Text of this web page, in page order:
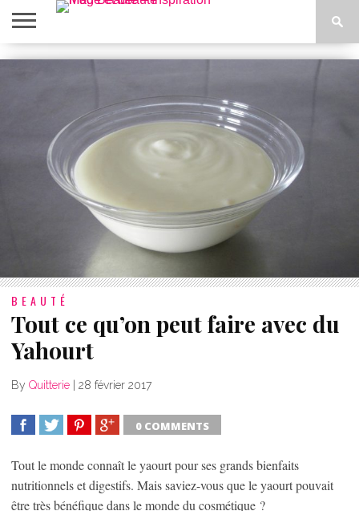
ACCUEIL
BEAUTÉ
Tout ce qu’on peut faire avec du
Yahourt
By Quitterie | 28 février 2017
0 COMMENTS
Tout le monde connaît le yaourt pour ses grands bienfaits
nutritionnels et digestifs. Mais saviez-vous que le yaourt pouvait
être très bénéfique dans le monde du cosmétique ?